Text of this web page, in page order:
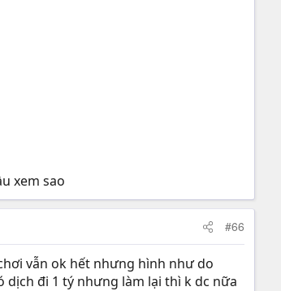
xem sao
#66
vẫn ok hết nhưng hình như do
dịch đi 1 tý nhưng làm lại thì k dc nữa